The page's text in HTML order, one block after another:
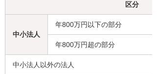
区分
中小法人
年800万円以下の部分
年800万円超の部分
中小法人以外の法人